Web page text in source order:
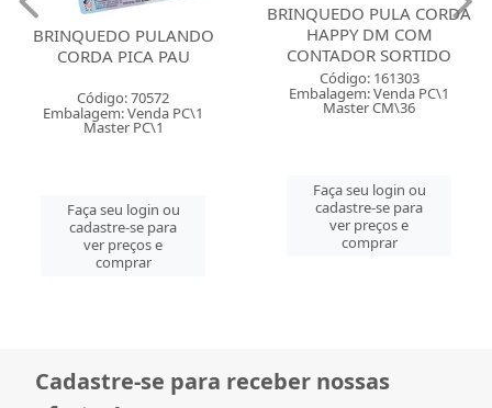
BRINQUEDO PULANDO
CORDA PICA PAU
Código: 70572
Embalagem: Venda PC\1
Master PC\1
Faça seu login ou
cadastre-se para
ver preços e
comprar
BRINQUEDO PULA CORDA
HAPPY DM COM
CONTADOR SORTIDO
Código: 161303
Embalagem: Venda PC\1
Master CM\36
Faça seu login ou
cadastre-se para
ver preços e
comprar
Cadastre-se para receber nossas